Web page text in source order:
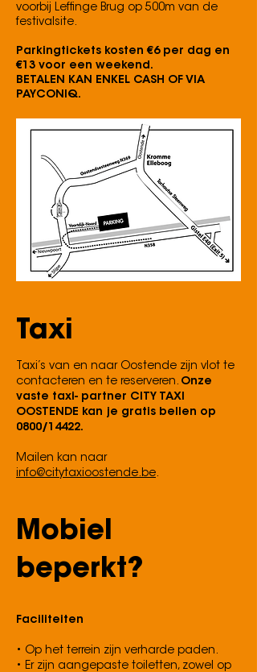
voorbij Leffinge Brug op 500m van de
festivalsite.
Parkingtickets kosten €6 per dag en
€13 voor een weekend.
BETALEN KAN ENKEL CASH OF VIA
PAYCONIQ.
Taxi
Taxi’s van en naar Oostende zijn vlot te
contacteren en te reserveren. Onze
vaste taxi- partner CITY TAXI
OOSTENDE kan je gratis bellen op
0800/14422.
Mailen kan naar
info@citytaxioostende.be.
Mobiel
beperkt?
Faciliteiten
• Op het terrein zijn verharde paden.
• Er zijn aangepaste toiletten, zowel op